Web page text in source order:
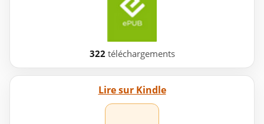
322 téléchargements
Lire sur Kindle